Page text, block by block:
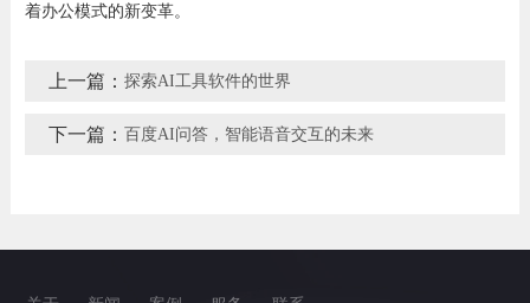
着办公模式的新变革。
上一篇： 探索AI工具软件的世界
下一篇： 百度AI问答，智能语音交互的未来